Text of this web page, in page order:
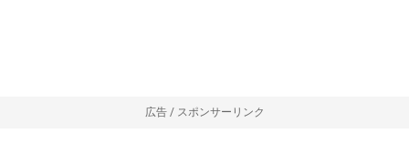
広告 / スポンサーリンク